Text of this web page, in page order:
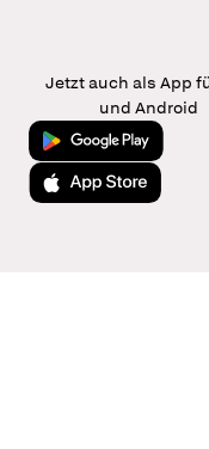
Jetzt auch als App
und Android
Jetzt bei Google Play
Laden im App Store